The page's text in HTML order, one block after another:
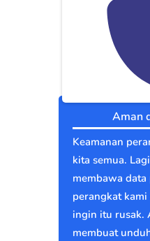
Aman
Keamanan
kita semua.
membawa
perangkat
ingin itu rusak.
membuat